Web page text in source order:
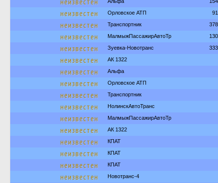
неизвестен Орловское АТП
неизвестен Транспортник
неизвестен МалмыжПассажирАвтоТр
неизвестен Зуевка-Новотранс
неизвестен АК 1322
неизвестен Альфа
неизвестен Орловское АТП
неизвестен Транспортник
неизвестен НолинскАвтоТранс
неизвестен МалмыжПассажирАвтоТр
неизвестен АК 1322
неизвестен КПАТ
неизвестен КПАТ
неизвестен КПАТ
неизвестен Новотранс-4